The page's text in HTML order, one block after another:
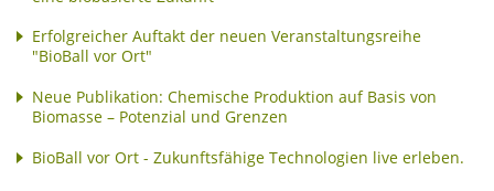
Erfolgreicher Auftakt der neuen Veranstaltungsreihe
"BioBall vor Ort"
Neue Publikation: Chemische Produktion auf Basis von
Biomasse – Potenzial und Grenzen
BioBall vor Ort - Zukunftsfähige Technologien live erleben.